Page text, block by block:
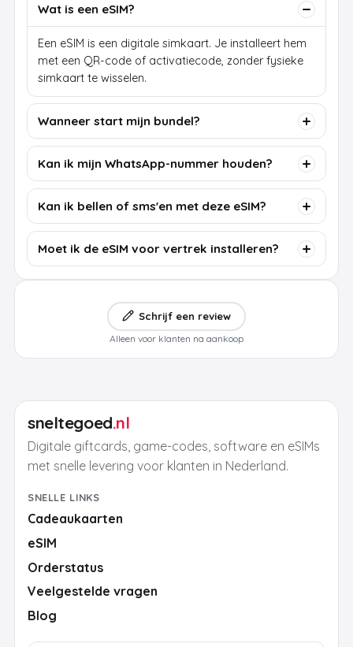
Wat is een eSIM?
Een eSIM is een digitale simkaart. Je installeert hem
met een QR-code of activatiecode, zonder fysieke
simkaart te wisselen.
Wanneer start mijn bundel?
Kan ik mijn WhatsApp-nummer houden?
Kan ik bellen of sms'en met deze eSIM?
Moet ik de eSIM voor vertrek installeren?
Schrijf een review
Alleen voor klanten na aankoop
sneltegoed.nl
Digitale giftcards, game-codes, software en eSIMs
met snelle levering voor klanten in Nederland.
SNELLE LINKS
Cadeaukaarten
eSIM
Orderstatus
Veelgestelde vragen
Blog